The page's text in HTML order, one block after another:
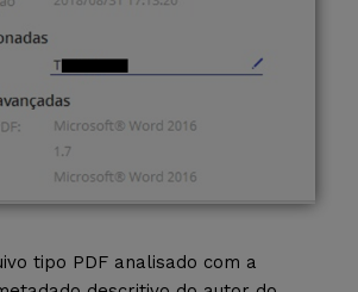
tipo PDF analisado com a